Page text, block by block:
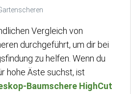
Vergleich von
durchgeführt, um dir bei
zu helfen. Wenn du
hohe Äste suchst, ist
Baumschere HighCut